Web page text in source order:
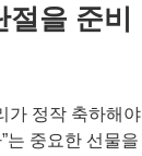
을 준비
가 정작 축하해야
는 중요한 선물을